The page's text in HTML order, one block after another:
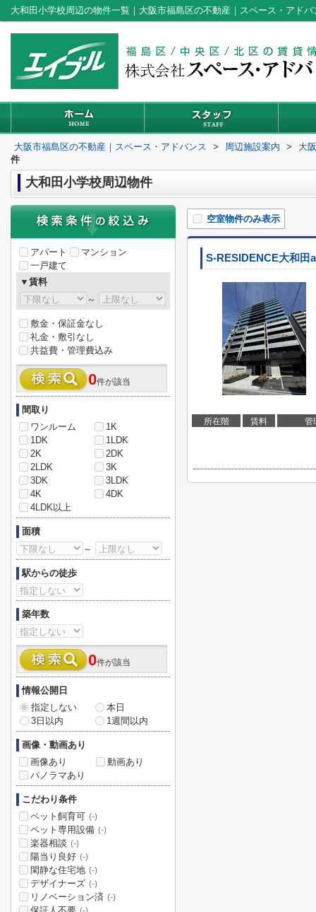
大和田小学校周辺の物件一覧｜大阪市福島区の不動産｜スペース・アドバ
大阪市福島区の不動産｜スペース・アドバンス > 周辺施設案内 >
大
件
大和田小学校周辺物件
空室物件のみ表示
S-RESIDENCE大和田
所在階 賃料 管
アパート
マンション
一戸建て
▼賃料
～
敷金・保証金なし
礼金・敷引なし
共益費・管理費込み
0件が該当
間取り
ワンルーム
1K
1DK
1LDK
2K
2DK
2LDK
3K
3DK
3LDK
4K
4DK
4LDK以上
面積
～
駅からの徒歩
築年数
0件が該当
情報公開日
指定しない
本日
3日以内
1週間以内
画像・動画あり
画像あり
動画あり
パノラマあり
こだわり条件
ペット飼育可 (-)
ペット専用設備 (-)
楽器相談 (-)
陽当り良好 (-)
閑静な住宅地 (-)
デザイナーズ (-)
リノベーション済 (-)